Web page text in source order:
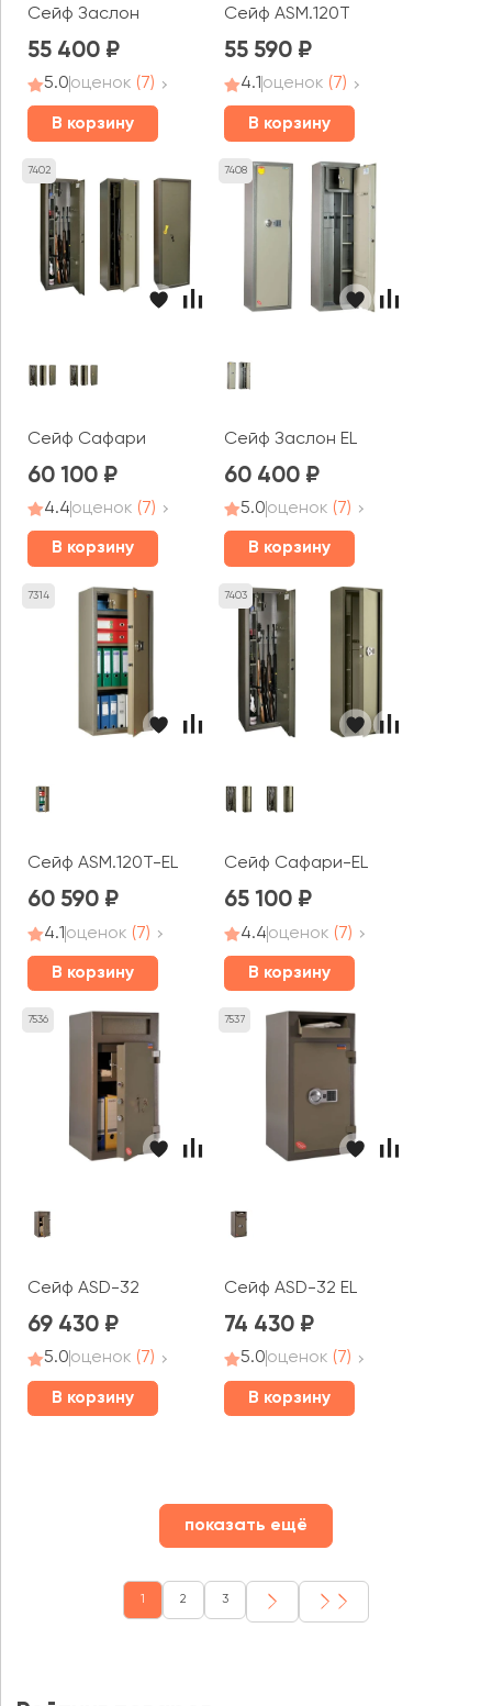
Сейф Заслон
55 400
5.0оценок (7)
В корзину
Сейф ASM.120T
55 590
4.1оценок (7)
В корзину
7402
Сейф Сафари
60 100
4.4оценок (7)
В корзину
7408
Сейф Заслон EL
60 400
5.0оценок (7)
В корзину
7314
Сейф ASM.120T-EL
60 590
4.1 оценок (7)
В корзину
7403
Сейф Сафари-ЕL
65 100
4.4оценок (7)
В корзину
7536
Сейф ASD-32
69 430
5.0оценок (7)
В корзину
7537
Сейф ASD-32 EL
74 430
5.0оценок (7)
В корзину
показать ещё
1 2 3